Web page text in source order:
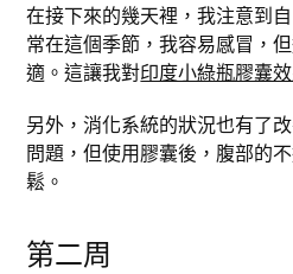
在接下來的幾天裡，我注意到
常在這個季節，我容易感冒，
適。這讓我對印度小綠瓶膠囊
另外，消化系統的狀況也有了
問題，但使用膠囊後，腹部的
鬆。
第二周